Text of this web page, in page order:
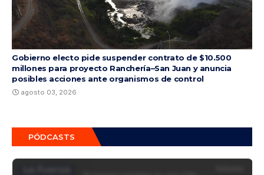
Gobierno electo pide suspender contrato de $10.500
millones para proyecto Ranchería–San Juan y anuncia
posibles acciones ante organismos de control
agosto 03, 2026
PÓDCASTS